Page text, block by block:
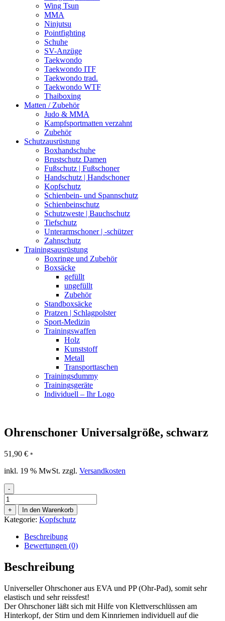
Wing Tsun
MMA
Ninjutsu
Pointfighting
Schuhe
SV-Anzüge
Taekwondo
Taekwondo ITF
Taekwondo trad.
Taekwondo WTF
Thaiboxing
Matten / Zubehör
Judo & MMA
Kampfsportmatten verzahnt
Zubehör
Schutzausrüstung
Boxhandschuhe
Brustschutz Damen
Fußschutz | Fußschoner
Handschutz | Handschoner
Kopfschutz
Schienbein- und Spannschutz
Schienbeinschutz
Schutzweste | Bauchschutz
Tiefschutz
Unterarmschoner | -schützer
Zahnschutz
Trainingsausrüstung
Boxringe und Zubehör
Boxsäcke
gefüllt
ungefüllt
Zubehör
Standboxsäcke
Pratzen | Schlagpolster
Sport-Medizin
Trainingswaffen
Holz
Kunststoff
Metall
Transporttaschen
Trainingsdummy
Trainingsgeräte
Individuell – Ihr Logo
Ohrenschoner Universalgröße, schwarz
51,90 € *
inkl. 19 % MwSt. zzgl. Versandkosten
-
Ohrenschoner
Universalgröße,
schwarz
Menge
+ In den Warenkorb
Kategorie: Kopfschutz
Beschreibung
Bewertungen (0)
Beschreibung
Universeller Ohrschoner aus EVA und PP (Ohr-Pad), somit sehr
elastisch und sehr reissfest!
Der Ohrschoner läßt sich mit Hilfe von Klettverschlüssen am
Hinterkopf, der Stirn und dem Kinnriemen individuell auf die